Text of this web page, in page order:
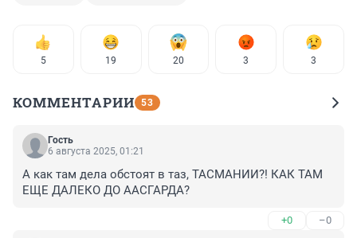
5 19 20 3 3
КОММЕНТАРИИ 53
Гость
6 августа 2025, 01:21
А как там дела обстоят в таз, ТАСМАНИИ?! КАК ТАМ
ЕЩЕ ДАЛЕКО ДО ААСГАРДА?
+0 –0